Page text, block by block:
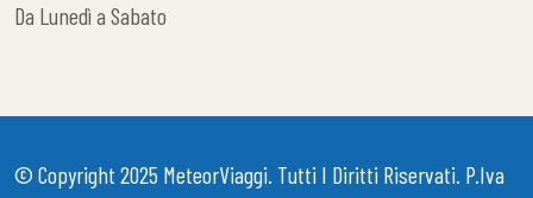
Da Lunedì a Sabato
© Copyright 2025 MeteorViaggi. Tutti I Diritti Riservati. P.iva